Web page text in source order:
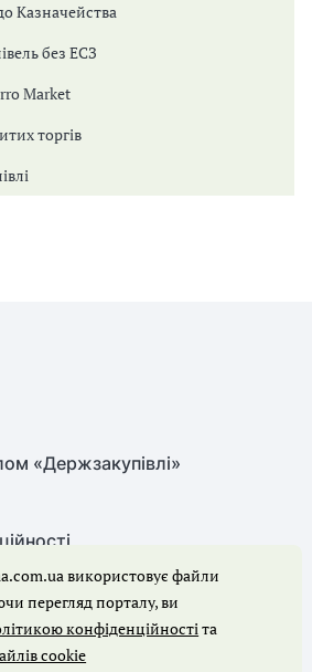
Казначейства
без ЕСЗ
Market
торгів
«Держзакупівлі»
права захищено
використовує файли
перегляд порталу, ви
конфіденційностіта
cookie